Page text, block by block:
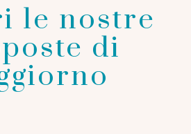
le nostre
di